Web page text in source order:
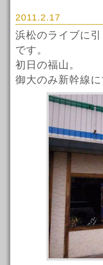
2011.2.17
浜松のライブに
です。
初日の福山。
御大のみ新幹線に